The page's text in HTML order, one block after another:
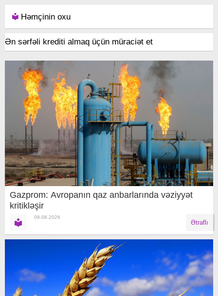
Həmçinin oxu
Ən sərfəli krediti almaq üçün müraciət et
Gazprom: Avropanın qaz anbarlarında vəziyyət
kritikləşir
08.08.2026
Ətraflı